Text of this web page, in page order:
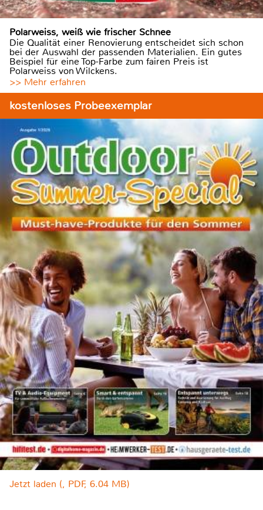
Polarweiss, weiß wie frischer Schnee
Die Qualität einer Renovierung entscheidet sich schon
bei der Auswahl der passenden Materialien. Ein gutes
Beispiel für eine Top-Farbe zum fairen Preis ist
Polarweiss von Wilckens.
>> Mehr erfahren
kostenloses Probeexemplar
Jetzt laden (, PDF, 6.04 MB)